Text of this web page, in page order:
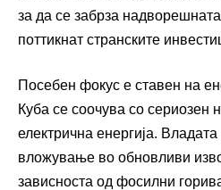
за да се забрза надворешната
поттикнат странските
Посебен фокус е ставен на
Куба се соочува со сериозен
електрична енергија.
вложување во обновливи
зависноста од фосилни